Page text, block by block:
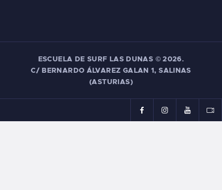
ESCUELA DE SURF LAS DUNAS ©2026.
C/ BERNARDO ÁLVAREZ GALAN 1, SALINAS
(ASTURIAS)